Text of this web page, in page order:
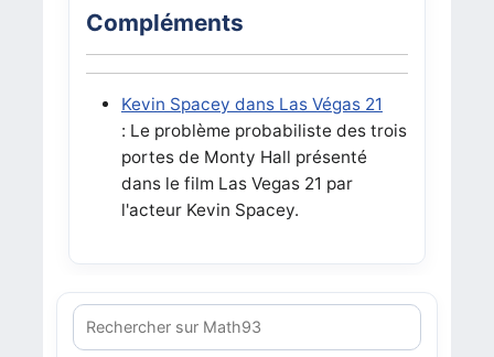
Compléments
Kevin Spacey dans Las Végas 21
: Le problème probabiliste des trois
portes de Monty Hall présenté
dans le film Las Vegas 21 par
l'acteur Kevin Spacey.